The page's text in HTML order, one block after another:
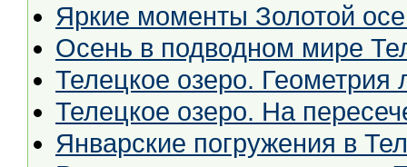
Яркие моменты Золотой
Осень в подводном мире
Телецкое озеро. Геометрия
Телецкое озеро. На
Январские погружения в